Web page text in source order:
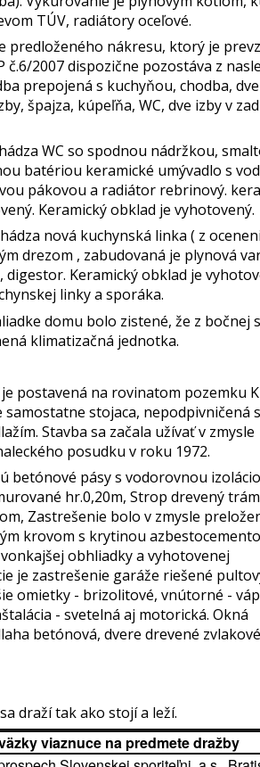
TÚV, radiátory oceľové.
predloženého nákresu, ktorý je
č.6/2007 dispozične pozostáva z
prepojená s kuchyňou, chodba,
špajza, kúpeľňa, WC, dve izby v
WC so spodnou nádržkou,
batériou keramické umývadlo s
pákovou a radiátor rebrinový.
Keramický obklad je vyhotovený.
nová kuchynská linka ( z
drezom , zabudovaná je plynová
digestor. Keramický obklad je
linky a sporáka.
domu bolo zistené, že z bočnej
klimatizačná jednotka.
je postavená na rovinatom pozemku
samostatne stojaca, nepodpivničená
Stavba sa začala užívať v zmysle
posudku v roku 1972.
betónové pásy s vodorovnou
hr.0,20m, Strop drevený
Zastrešenie bolo v zmysle
krovom s krytinou
obhliadky a vyhotovenej
je zastrešenie garáže riešené
omietky - brizolitové, vnútorné -
- svetelná aj motorická. Okná
betónová, dvere drevené
draží tak ako stojí a leží.
viaznuce na predmete dražby